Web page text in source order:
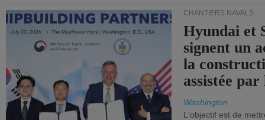
CHANTIERS NAVALS
Hyundai et
signent un
la
assistée
Washington
L'objectif est de